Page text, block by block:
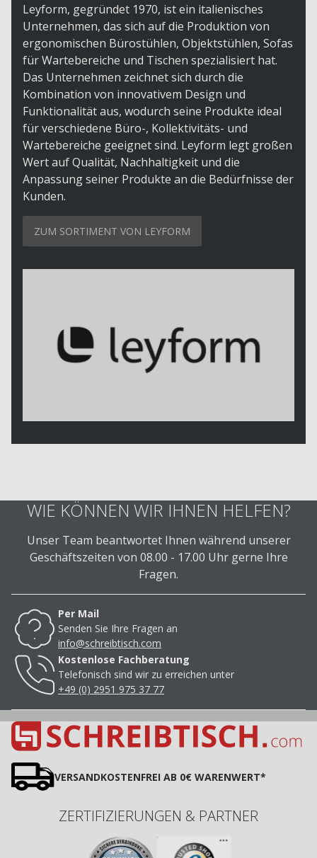
Leyform, gegründet 1970, ist ein italienisches
Unternehmen, das sich auf die Produktion von
ergonomischen Bürostühlen, Objektstühlen, Sofas
für Wartebereiche und Tischen spezialisiert hat.
Das Unternehmen zeichnet sich durch die
Kombination von innovativem Design und
Funktionalität aus, wodurch seine Produkte ideal
für verschiedene Büro-, Kollektivitäts- und
Wartebereiche geeignet sind. Leyform legt großen
Wert auf Qualität, Nachhaltigkeit und die
Anpassung seiner Produkte an die Bedürfnisse der
Kunden.
ZUM SORTIMENT VON LEYFORM
WIE KÖNNEN WIR IHNEN HELFEN?
Unser Team beantwortet Ihnen während unserer
Geschäftszeiten von 08.00 - 17.00 Uhr gerne Ihre
Fragen.
Per Mail
Senden Sie Ihre Fragen an
info@schreibtisch.com
Kostenlose Fachberatung
Telefonisch sind wir zu erreichen unter
+49 (0) 2951 975 37 77
VERSANDKOSTENFREI AB 0€ WARENWERT*
ZERTIFIZIERUNGEN & PARTNER